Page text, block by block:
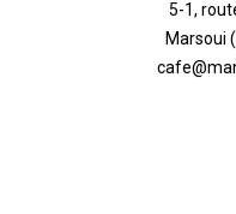
5-1,
Marsoui